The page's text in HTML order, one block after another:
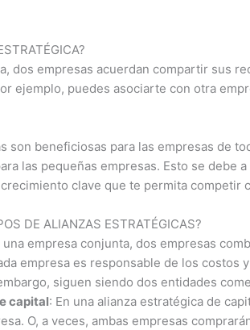
dos empresas acuerdan compartir sus
ejemplo, puedes asociarte con otra
son beneficiosas para las empresas de
las pequeñas empresas. Esto se debe
clave que te permita competir
DE ALIANZAS ESTRATÉGICAS?
una empresa conjunta, dos empresas
empresa es responsable de los costos
siguen siendo dos entidades
capital: En una alianza estratégica de
O, a veces, ambas empresas